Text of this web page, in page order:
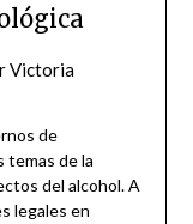
Victoria
de
temas de la
del alcohol. A
legales en